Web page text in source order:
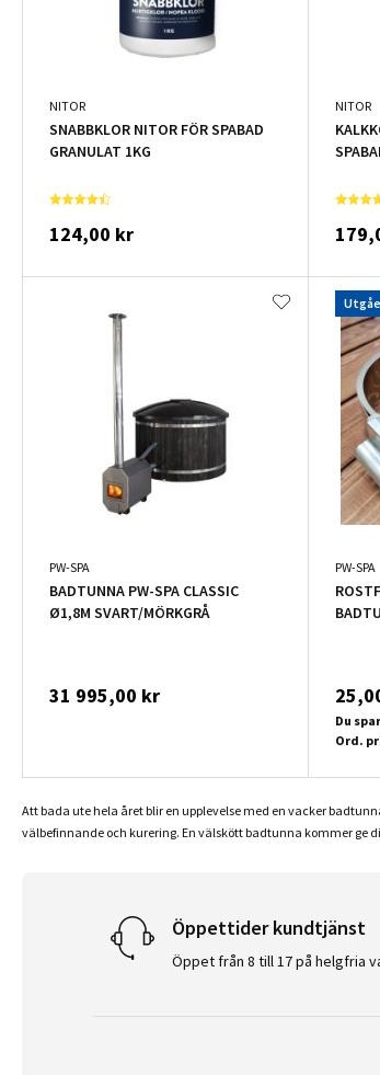
NITOR
SNABBKLOR NITOR FÖR SPABAD
GRANULAT 1KG
124,00 kr
NITOR
PW-SPA
BADTUNNA PW-SPA CLASSIC
Ø1,8M SVART/MÖRKGRÅ
31 995,00 kr
PW-SPA
Du
Ord.
Att bada ute hela året blir en upplevelse med en vacker
välbefinnande och kurering. En välskött badtunna kommer ge
Öppettider kundtjänst
Öppet från 8 till 17 på helgfria